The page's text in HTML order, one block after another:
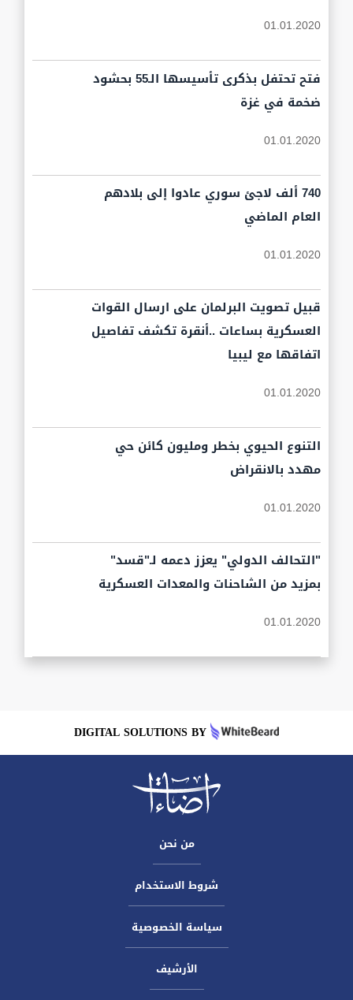
01.01.2020
فتح تحتفل بذكرى تأسيسها الـ55 بحشود
ضخمة في غزة
01.01.2020
740 ألف لاجئ سوري عادوا إلى بلادهم
العام الماضي
01.01.2020
قبيل تصويت البرلمان على ارسال القوات
العسكرية بساعات ..أنقرة تكشف تفاصيل
اتفاقها مع ليبيا
01.01.2020
التنوع الحيوي بخطر ومليون كائن حي
مهدد بالانقراض
01.01.2020
"التحالف الدولي" يعزز دعمه لـ"قسد"
بمزيد من الشاحنات والمعدات العسكرية
01.01.2020
DIGITAL SOLUTIONS BY
من نحن
شروط الاستخدام
سياسة الخصوصية
الأرشيف